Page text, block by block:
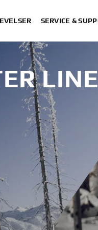
SERVICE &